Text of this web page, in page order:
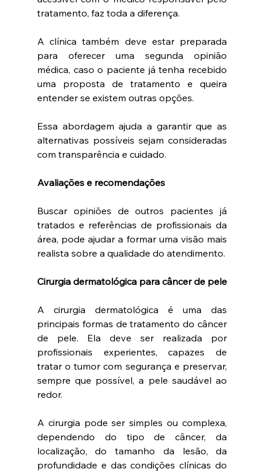
tratamento, faz toda a diferença.
A clínica também deve estar preparada
para oferecer uma segunda opinião
médica, caso o paciente já tenha recebido
uma proposta de tratamento e queira
entender se existem outras opções.
Essa abordagem ajuda a garantir que as
alternativas possíveis sejam consideradas
com transparência e cuidado.
Avaliações e recomendações
Buscar opiniões de outros pacientes já
tratados e referências de profissionais da
área, pode ajudar a formar uma visão mais
realista sobre a qualidade do atendimento.
Cirurgia dermatológica para câncer de pele
A cirurgia dermatológica é uma das
principais formas de tratamento do câncer
de pele. Ela deve ser realizada por
profissionais experientes, capazes de
tratar o tumor com segurança e preservar,
sempre que possível, a pele saudável ao
redor.
A cirurgia pode ser simples ou complexa,
dependendo do tipo de câncer, da
localização, do tamanho da lesão, da
profundidade e das condições clínicas do